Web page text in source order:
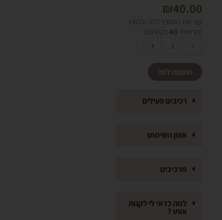
₪40.00
קני את המוצר הזה עכשיו
והרוויחי 40 נקודות!
-
כמות
של
עשב
+
רכיבים פעילים
אופן השימוש
מרכיבים
למה כדאי לי לקנות
אותו ?